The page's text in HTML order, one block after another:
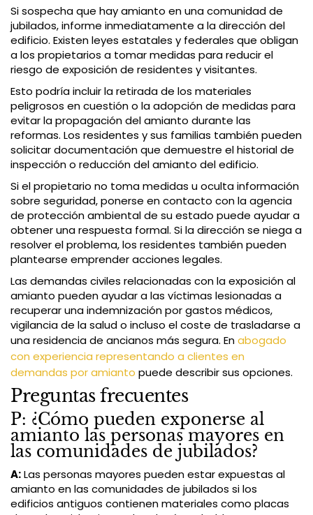
Si sospecha que hay amianto en una comunidad de
jubilados, informe inmediatamente a la dirección del
edificio. Existen leyes estatales y federales que obligan
a los propietarios a tomar medidas para reducir el
riesgo de exposición de residentes y visitantes.
Esto podría incluir la retirada de los materiales
peligrosos en cuestión o la adopción de medidas para
evitar la propagación del amianto durante las
reformas. Los residentes y sus familias también pueden
solicitar documentación que demuestre el historial de
inspección o reducción del amianto del edificio.
Si el propietario no toma medidas u oculta información
sobre seguridad, ponerse en contacto con la agencia
de protección ambiental de su estado puede ayudar a
obtener una respuesta formal. Si la dirección se niega a
resolver el problema, los residentes también pueden
plantearse emprender acciones legales.
Las demandas civiles relacionadas con la exposición al
amianto pueden ayudar a las víctimas lesionadas a
recuperar una indemnización por gastos médicos,
vigilancia de la salud o incluso el coste de trasladarse a
una residencia de ancianos más segura. Enabogado
con experiencia representando a clientes en
demandas por amianto puede describir sus opciones.
Preguntas frecuentes
P: ¿Cómo pueden exponerse al
amianto las personas mayores en
las comunidades de jubilados?
A:Las personas mayores pueden estar expuestas al
amianto en las comunidades de jubilados si los
edificios antiguos contienen materiales como placas